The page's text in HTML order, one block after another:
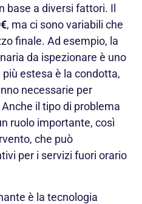
base a diversi fattori. Il
, ma ci sono variabili che
finale. Ad esempio, la
da ispezionare è uno
estesa è la condotta,
necessarie per
il tipo di problema
ruolo importante, così
che può
per i servizi fuori orario
è la tecnologia